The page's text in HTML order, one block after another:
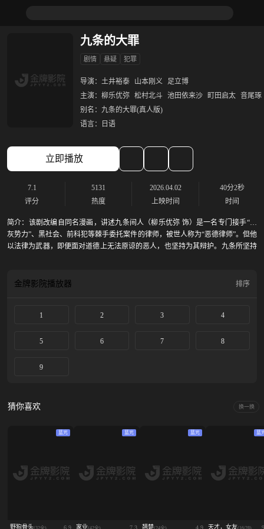
九条的大罪
剧情 悬疑 犯罪
导演： 土井裕泰 山本刚义
足立博
主演： 柳乐优弥 松村北斗 池田依来沙 町田启太 音尾琢
别名： 九条的大罪(真人版)
语言：
日语
立即播放
7.1
评分
5131
热度
2026.04.02
上映时间
40分2秒
时间
简介： 该剧改编自同名漫画，讲述九条间人（柳乐优弥 饰）是一名专门接手“半
灰势力”、黑社会、前科犯等棘手委托案件的律师，被世人称为“恶德律师”。但他
以法律为武器，即便面对道德上无法原谅的恶人，也坚持为其辩护。九条所坚持
金牌影院播放器 排序
1 2 3 4
5 6 7 8
9
猜你喜欢 换一换
蓝光
野狗骨头 6.9
蓝光
家业 7.3
蓝光
翘楚 4.9
蓝
天才，女友